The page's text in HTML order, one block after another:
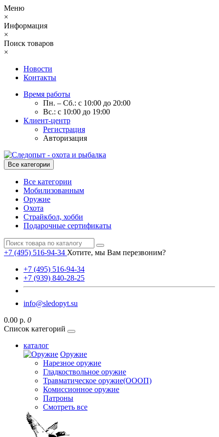
Меню
×
Информация
×
Поиск товаров
×
Новости
Контакты
Время работы
Пн. – Сб.: с 10:00 до 20:00
Вс.: с 10:00 до 19:00
Клиент-центр
Регистрация
Авторизация
Все категории
Все категории
Мобилизованным
Оружие
Охота
Страйкбол, хобби
Подарочные сертификаты
+7 (495) 516-94-34 Хотите, мы Вам перезвоним?
+7 (495) 516-94-34
+7 (939) 840-28-25
info@sledopyt.su
0.00 р. 0
Список категорий
каталог
Оружие
Нарезное оружие
Гладкоствольное оружие
Травматическое оружие(ОООП)
Комиссионное оружие
Патроны
Смотреть все